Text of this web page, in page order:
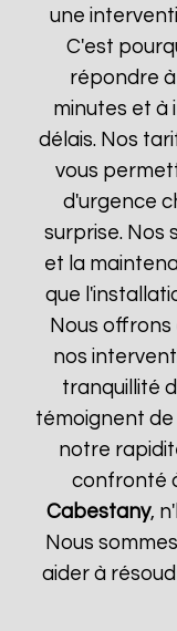
une
C'est
répondre
minutes et à
délais. Nos
vous
d'urgence
surprise. Nos
et la
que
Nous
nos
tranquillité
témoignent
notre
confronté
Cabestany,
Nous
aider à